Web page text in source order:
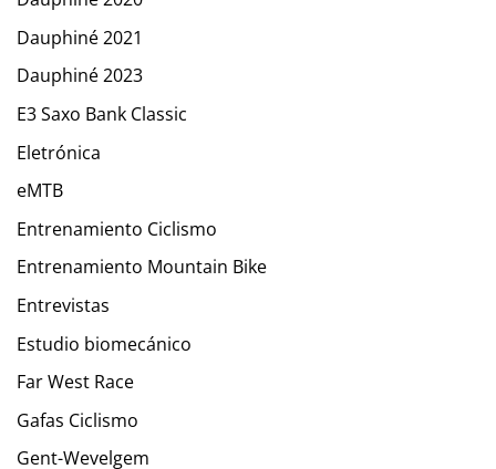
Dauphiné 2021
Dauphiné 2023
E3 Saxo Bank Classic
Eletrónica
eMTB
Entrenamiento Ciclismo
Entrenamiento Mountain Bike
Entrevistas
Estudio biomecánico
Far West Race
Gafas Ciclismo
Gent-Wevelgem